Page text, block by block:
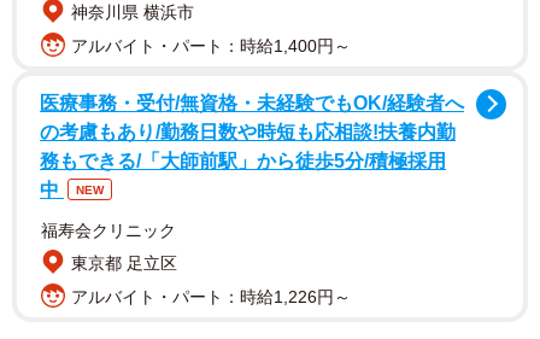
神奈川県 横浜市
アルバイト・パート：時給1,400円～
医療事務・受付/無資格・未経験でもOK/経験者へ
の考慮もあり/勤務日数や時短も応相談!扶養内勤
務もできる/「大師前駅」から徒歩5分/積極採用
中
NEW
福寿会クリニック
東京都 足立区
アルバイト・パート：時給1,226円～